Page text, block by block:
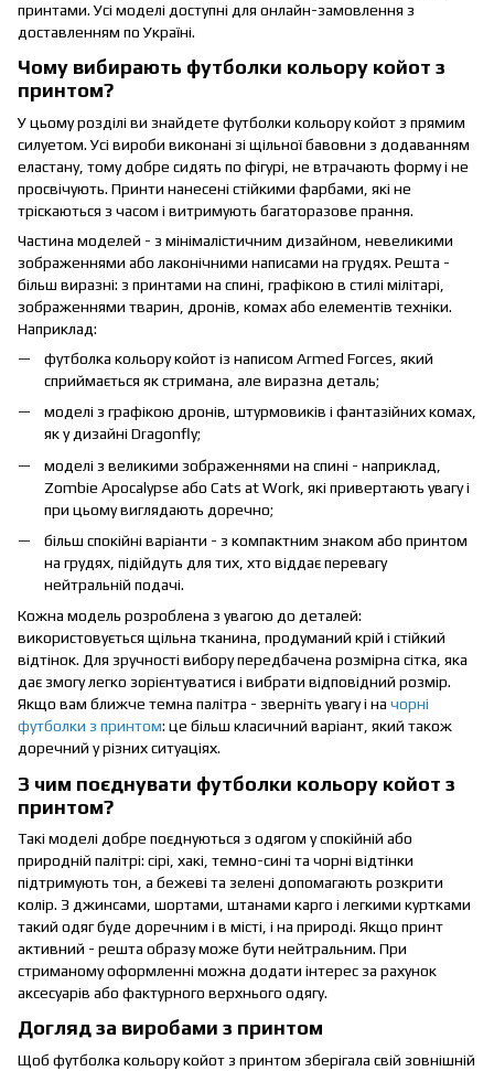
принтами. Усі моделі доступні для онлайн-замовлення з
доставленням по Україні.
Чому вибирають футболки кольору койот з
принтом?
У цьому розділі ви знайдете футболки кольору койот з прямим
силуетом. Усі вироби виконані зі щільної бавовни з додаванням
еластану, тому добре сидять по фігурі, не втрачають форму і не
просвічують. Принти нанесені стійкими фарбами, які не
тріскаються з часом і витримують багаторазове прання.
Частина моделей - з мінімалістичним дизайном, невеликими
зображеннями або лаконічними написами на грудях. Решта -
більш виразні: з принтами на спині, графікою в стилі мілітарі,
зображеннями тварин, дронів, комах або елементів техніки.
Наприклад:
футболка кольору койот із написом Armed Forces, який
сприймається як стримана, але виразна деталь;
моделі з графікою дронів, штурмовиків і фантазійних комах,
як у дизайні Dragonfly;
моделі з великими зображеннями на спині - наприклад,
Zombie Apocalypse або Cats at Work, які привертають увагу і
при цьому виглядають доречно;
більш спокійні варіанти - з компактним знаком або принтом
на грудях, підійдуть для тих, хто віддає перевагу
нейтральній подачі.
Кожна модель розроблена з увагою до деталей:
використовується щільна тканина, продуманий крій і стійкий
відтінок. Для зручності вибору передбачена розмірна сітка, яка
дає змогу легко зорієнтуватися і вибрати відповідний розмір.
Якщо вам ближче темна палітра - зверніть увагу і на чорні
футболки з принтом: це більш класичний варіант, який також
доречний у різних ситуаціях.
З чим поєднувати футболки кольору койот з
принтом?
Такі моделі добре поєднуються з одягом у спокійній або
природній палітрі: сірі, хакі, темно-сині та чорні відтінки
підтримують тон, а бежеві та зелені допомагають розкрити
колір. З джинсами, шортами, штанами карго і легкими куртками
такий одяг буде доречним і в місті, і на природі. Якщо принт
активний - решта образу може бути нейтральним. При
стриманому оформленні можна додати інтерес за рахунок
аксесуарів або фактурного верхнього одягу.
Догляд за виробами з принтом
Щоб футболка кольору койот з принтом зберігала свій зовнішній